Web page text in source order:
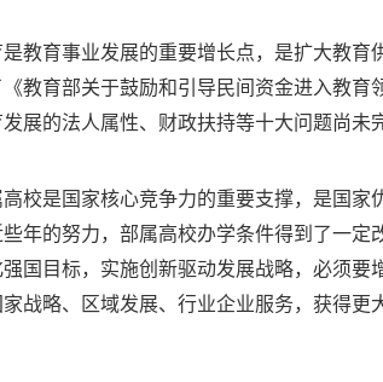
教育事业发展的重要增长点，是扩大教
教育部关于鼓励和引导民间资金进入教
展的法人属性、财政扶持等十大问题尚
校是国家核心竞争力的重要支撑，是国
年的努力，部属高校办学条件得到了一
国目标，实施创新驱动发展战略，必须
战略、区域发展、行业企业服务，获得更